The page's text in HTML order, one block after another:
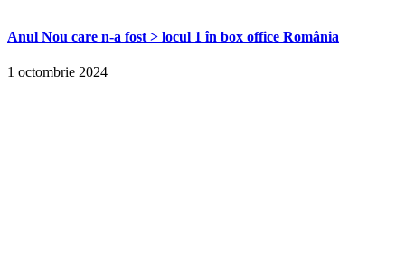
Anul Nou care n-a fost > locul 1 în box office România
1 octombrie 2024